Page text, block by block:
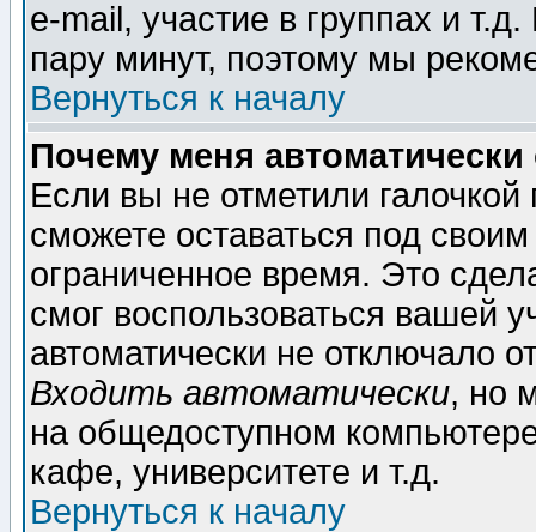
e-mail, участие в группах и
пару минут, поэтому мы
Вернуться к началу
Почему меня автоматически
Если вы не отметили галочкой
сможете оставаться под
ограниченное время. Это
смог воспользоваться вашей
автоматически не отключало
Входить автоматически, но
на общедоступном
кафе, университете и т.д.
Вернуться к началу